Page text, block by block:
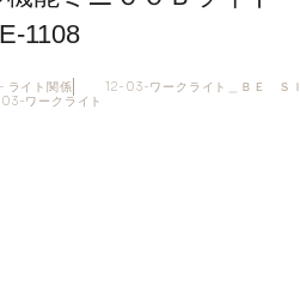
1108
ライト関係
12-03-ワークライト＿ＢＥ Ｓ
ワークライト